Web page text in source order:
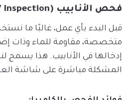
فحص الأنابيب (CCTV Inspection)
قبل البدء بأي عمل، غالبًا ما
متخصصة، مقاومة للماء وذات
إدخالها في الأنابيب. هذا يسمح
المشكلة مباشرة على شاشة